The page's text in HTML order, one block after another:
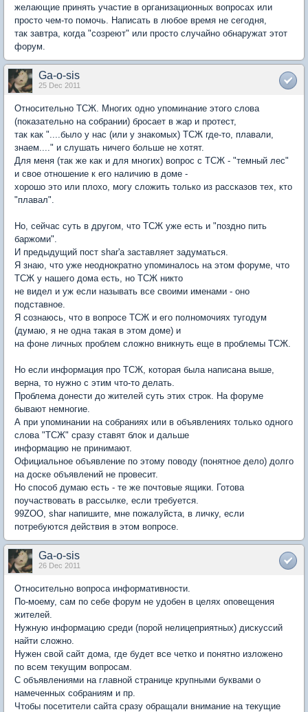
желающие принять участие в организационных вопросах или
просто чем-то помочь. Написать в любое время не сегодня,
так завтра, когда "созреют" или просто случайно обнаружат этот
форум.
Ga-o-sis
25 Dec 2011
Относительно ТСЖ. Многих одно упоминание этого слова
(показательно на собрании) бросает в жар и протест,
так как "....было у нас (или у знакомых) ТСЖ где-то, плавали,
знаем...." и слушать ничего больше не хотят.
Для меня (так же как и для многих) вопрос с ТСЖ - "темный лес"
и свое отношение к его наличию в доме -
хорошо это или плохо, могу сложить только из рассказов тех, кто
"плавал".
Но, сейчас суть в другом, что ТСЖ уже есть и "поздно пить
баржоми".
И предыдущий пост shar'а заставляет задуматься.
Я знаю, что уже неоднократно упоминалось на этом форуме, что
ТСЖ у нашего дома есть, но ТСЖ никто
не видел и уж если называть все своими именами - оно
подставное.
Я сознаюсь, что в вопросе ТСЖ и его полномочиях тугодум
(думаю, я не одна такая в этом доме) и
на фоне личных проблем сложно вникнуть еще в проблемы ТСЖ.
Но если информация про ТСЖ, которая была написана выше,
верна, то нужно с этим что-то делать.
Проблема донести до жителей суть этих строк. На форуме
бывают немногие.
А при упоминании на собраниях или в объявлениях только одного
слова "ТСЖ" сразу ставят блок и дальше
информацию не принимают.
Официальное объявление по этому поводу (понятное дело) долго
на доске объявлений не провесит.
Но способ думаю есть - те же почтовые ящики. Готова
поучаствовать в рассылке, если требуется.
99ZOO, shar напишите, мне пожалуйста, в личку, если
потребуются действия в этом вопросе.
Ga-o-sis
26 Dec 2011
Относительно вопроса информативности.
По-моему, сам по себе форум не удобен в целях оповещения
жителей.
Нужную информацию среди (порой нелицеприятных) дискуссий
найти сложно.
Нужен свой сайт дома, где будет все четко и понятно изложено
по всем текущим вопросам.
С объявлениями на главной странице крупными буквами о
намеченных собраниям и пр.
Чтобы посетители сайта сразу обращали внимание на текущие